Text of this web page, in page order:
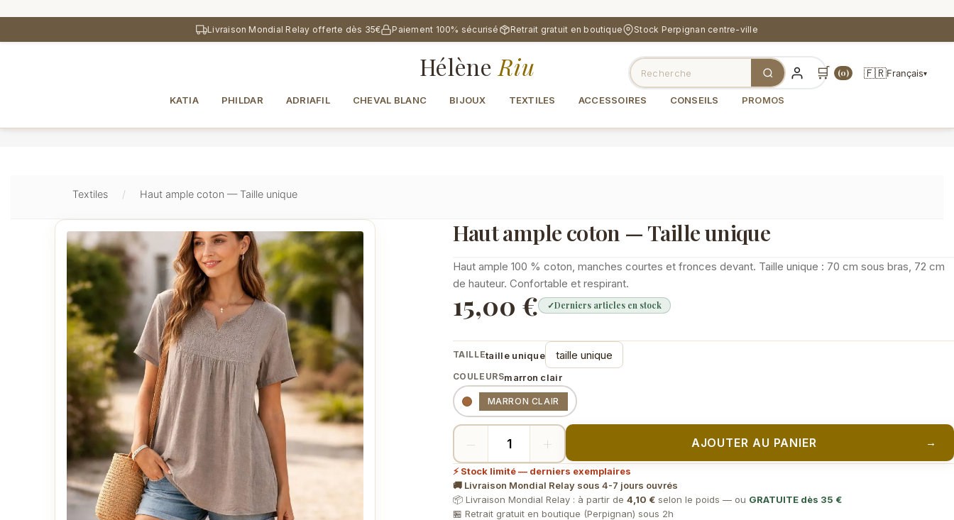
contenu
principal
Livraison Mondial Relay offerte dès 35€ Paiement 100% sécurisé Retrait gratuit en boutique Stock Perpignan centre-ville
🛒 (0) 🇫🇷Français▾
Hélène Riu
KATIA PHILDAR ADRIAFIL CHEVAL BLANC BIJOUX TEXTILES ACCESSOIRES CONSEILS PROMOS
Textiles Haut ample coton — Taille unique
Haut ample coton — Taille unique
Haut ample 100 % coton, manches courtes et fronces devant. Taille unique : 70 cm sous bras, 72 cm
de hauteur. Confortable et respirant.
15,00 € ✓Derniers articles en stock
TAILLEtaille unique
COULEURSmarron clair
CouleursMARRON CLAIR
− + AJOUTER AU PANIER →
⚡ Stock limité — derniers exemplaires
🚚 Livraison Mondial Relay sous 4-7 jours ouvrés
📦 Livraison Mondial Relay : à partir de 4,10 €selon le poids — ou GRATUITE dès 35 €
🏪 Retrait gratuit en boutique (Perpignan) sous 2h